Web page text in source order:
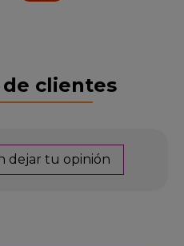
clientes
dejar tu opinión